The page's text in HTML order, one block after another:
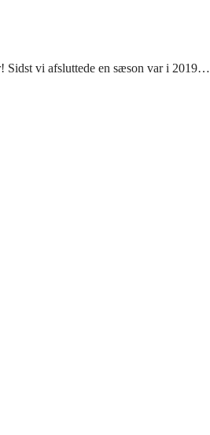
Sidst vi afsluttede en sæson var i 2019…